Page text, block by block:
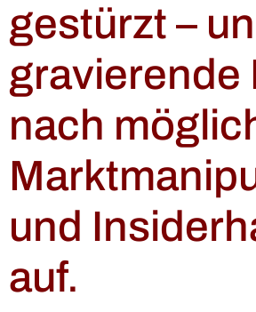
gestürzt –
gravierende
nach
und
auf.